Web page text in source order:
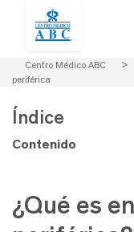
Centro Médico ABC >
periférica
¿Qué es
Índice
Contenido